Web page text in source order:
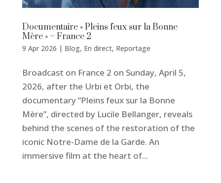
Documentaire « Pleins feux sur la Bonne
Mère » – France 2
9 Apr 2026 | Blog, En direct, Reportage
Broadcast on France 2 on Sunday, April 5,
2026, after the Urbi et Orbi, the
documentary “Pleins feux sur la Bonne
Mère”, directed by Lucile Bellanger, reveals
behind the scenes of the restoration of the
iconic Notre-Dame de la Garde. An
immersive film at the heart of...